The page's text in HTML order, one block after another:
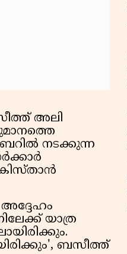
അലി
നടക്കുന്ന
അദ്ദേഹം
യാത്ര
ബസീത്ത്